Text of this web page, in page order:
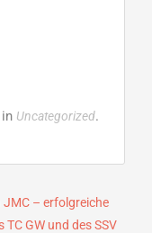
Uncategorized.
– erfolgreiche
GW und des SSV